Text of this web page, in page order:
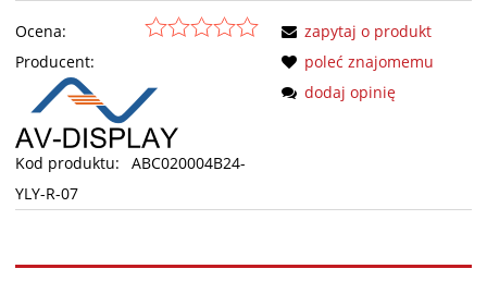
Ocena:
Producent:
Kod produktu:
ABC020004B24-
YLY-R-07
zapytaj o produkt
poleć znajomemu
dodaj opinię